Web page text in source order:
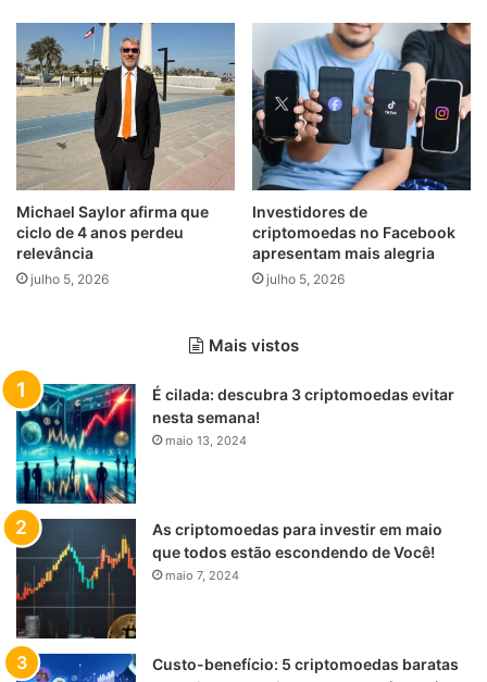
Michael Saylor afirma que
ciclo de 4 anos perdeu
relevância
julho 5, 2026
Investidores de
criptomoedas no Facebook
apresentam mais alegria
julho 5, 2026
Mais vistos
É cilada: descubra 3 criptomoedas evitar
nesta semana!
maio 13, 2024
As criptomoedas para investir em maio
que todos estão escondendo de Você!
maio 7, 2024
Custo-benefício: 5 criptomoedas baratas